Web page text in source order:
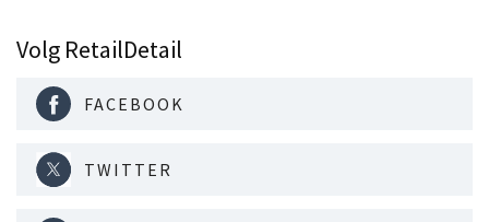
Volg RetailDetail
FACEBOOK
TWITTER